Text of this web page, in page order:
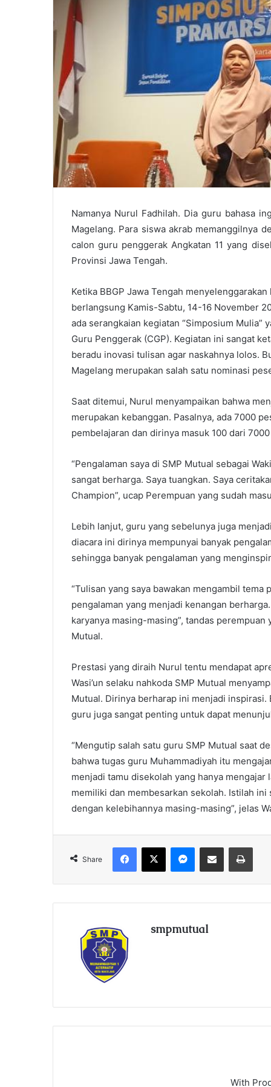
Namanya Nurul Fadhilah. Dia guru bahasa
Magelang. Para siswa akrab memanggilnya
calon guru penggerak Angkatan 11 yang
Provinsi Jawa Tengah.
Ketika BBGP Jawa Tengah
berlangsung Kamis-Sabtu, 14-16 November
ada serangkaian kegiatan “Simposium Mulia”
Guru Penggerak (CGP). Kegiatan ini sangat
beradu inovasi tulisan agar naskahnya lolos.
Magelang merupakan salah satu nominasi
Saat ditemui, Nurul menyampaikan bahwa
merupakan kebanggan. Pasalnya, ada 7000
pembelajaran dan dirinya masuk 100 dari
“Pengalaman saya di SMP Mutual sebagai
sangat berharga. Saya tuangkan. Saya
Champion”, ucap Perempuan yang sudah
Lebih lanjut, guru yang sebelunya juga
diacara ini dirinya mempunyai banyak
sehingga banyak pengalaman yang
“Tulisan yang saya bawakan mengambil
pengalaman yang menjadi kenangan
karyanya masing-masing”, tandas
Mutual.
Prestasi yang diraih Nurul tentu mendapat
Wasi’un selaku nahkoda SMP Mutual
Mutual. Dirinya berharap ini menjadi
guru juga sangat penting untuk dapat
“Mengutip salah satu guru SMP Mutual saat
bahwa tugas guru Muhammadiyah itu
menjadi tamu disekolah yang hanya
memiliki dan membesarkan sekolah. Istilah
dengan kelebihannya masing-masing”, jelas
Share
smpmutual
With